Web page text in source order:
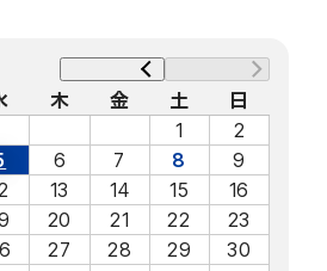
木 金 土
日
1
2
6 7 8
9
13 14 15
16
20 21 22
23
27 28 29
30